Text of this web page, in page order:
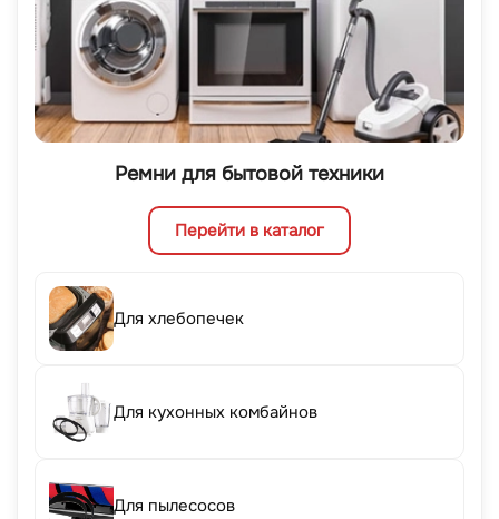
Ремни для бытовой техники
Перейти в каталог
Для хлебопечек
Для кухонных комбайнов
Для пылесосов